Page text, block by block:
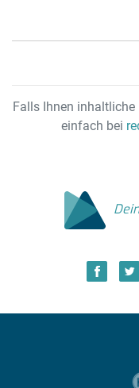
Falls Ihnen
einfach bei